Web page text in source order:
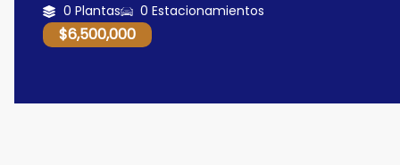
0 Plantas
0 Estacionamientos
$6,500,000